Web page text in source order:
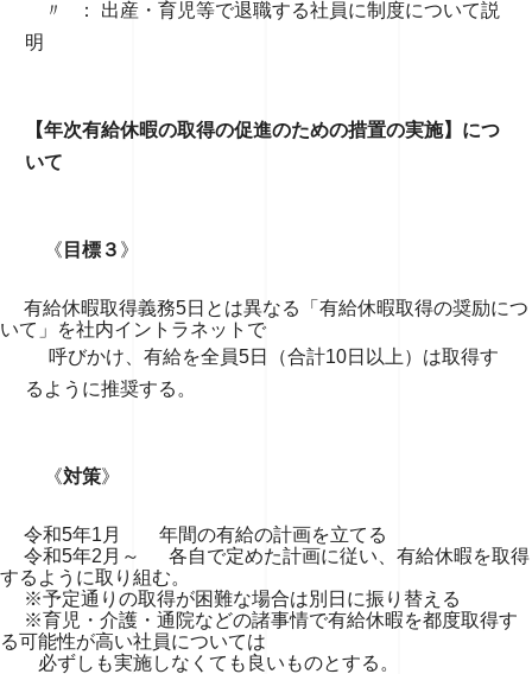
〃 ： 出産・育児等で退職する社員に制度について説
明
【年次有給休暇の取得の促進のための措置の実施】につ
いて
《 目標３ 》
有給休暇取得義務5日とは異なる「有給休暇取得の奨励につ
いて」を社内イントラネットで
呼びかけ、有給を全員5日（合計10日以上）は取得す
るように推奨する。
《対策》
令和5年1月 年間の有給の計画を立てる
令和5年2月～ 各自で定めた計画に従い、有給休暇を取得
するように取り組む。
※予定通りの取得が困難な場合は別日に振り替える
※育児・介護・通院などの諸事情で有給休暇を都度取得す
る可能性が高い社員については
必ずしも実施しなくても良いものとする。